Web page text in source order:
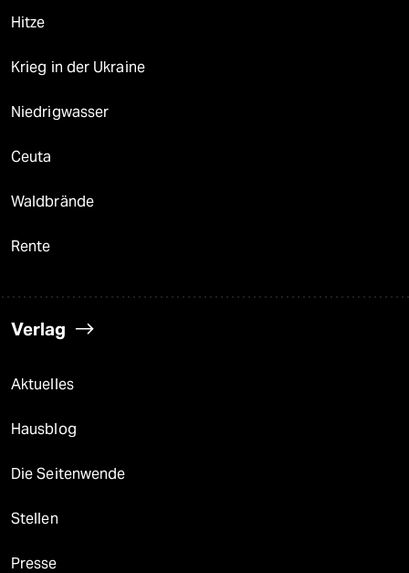
Hitze
Krieg in der Ukraine
Niedrigwasser
Ceuta
Waldbrände
Rente
Verlag
Aktuelles
Hausblog
Die Seitenwende
Stellen
Presse